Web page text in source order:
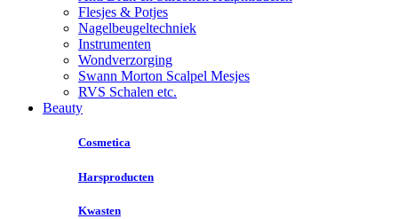
Flesjes & Potjes
Nagelbeugeltechniek
Instrumenten
Wondverzorging
Swann Morton Scalpel Mesjes
RVS Schalen etc.
Beauty
Cosmetica
Harsproducten
Kwasten